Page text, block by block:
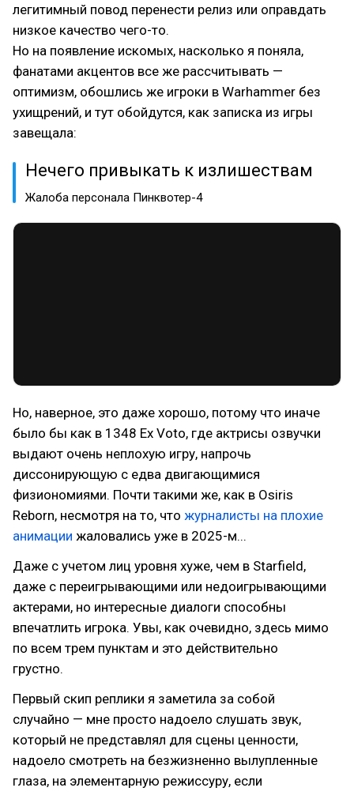
легитимный повод перенести релиз или оправдать
низкое качество чего-то.
Но на появление искомых, насколько я поняла,
фанатами акцентов все же рассчитывать —
оптимизм, обошлись же игроки в Warhammer без
ухищрений, и тут обойдутся, как записка из игры
завещала:
Нечего привыкать к излишествам
Жалоба персонала Пинквотер-4
Но, наверное, это даже хорошо, потому что иначе
было бы как в 1348 Ex Voto, где актрисы озвучки
выдают очень неплохую игру, напрочь
диссонирующую с едва двигающимися
физиономиями. Почти такими же, как в Osiris
Reborn, несмотря на то, что журналисты на плохие
анимации жаловались уже в 2025-м...
Даже с учетом лиц уровня хуже, чем в Starfield,
даже с переигрывающими или недоигрывающими
актерами, но интересные диалоги способны
впечатлить игрока. Увы, как очевидно, здесь мимо
по всем трем пунктам и это действительно
грустно.
Первый скип реплики я заметила за собой
случайно — мне просто надоело слушать звук,
который не представлял для сцены ценности,
надоело смотреть на безжизненно вылупленные
глаза, на элементарную режиссуру, если